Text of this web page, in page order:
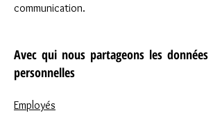
communication.
Avec qui nous partageons les données
personnelles
Employés